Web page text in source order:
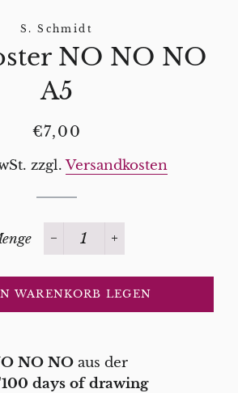
S. Schmidt
NO NO NO
A5
Normaler
Sonderpreis
€7,00
zzgl.Versandkosten
−
+
WARENKORB LEGEN
NO NO aus der
days of drawing